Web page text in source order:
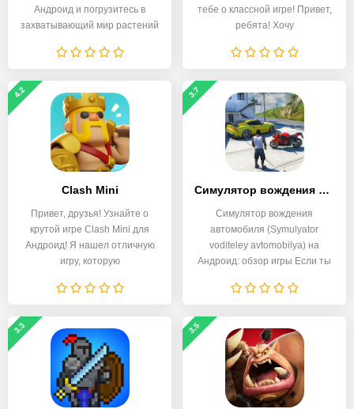
Андроид и погрузитесь в
захватывающий мир растений
тебе о классной игре! Привет,
ребята! Хочу
4.2
Clash Mini
Привет, друзья! Узнайте о
крутой игре Clash Mini для
Андроид! Я нашел отличную
игру, которую
3.7
Симулятор вождения автомобиля
Симулятор вождения
автомобиля (Symulyator
voditeley avtomobilya) на
Андроид: обзор игры Если ты
3.3 3.5